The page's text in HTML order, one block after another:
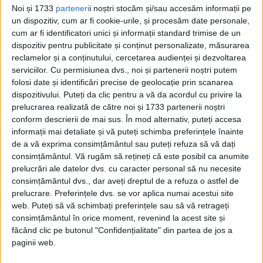
Noi și 1733 partenerii noștri stocăm și/sau accesăm informații pe
un dispozitiv, cum ar fi cookie-urile, și procesăm date personale,
cum ar fi identificatori unici și informații standard trimise de un
dispozitiv pentru publicitate și conținut personalizate, măsurarea
reclamelor și a conținutului, cercetarea audienței și dezvoltarea
serviciilor. Cu permisiunea dvs., noi și partenerii noștri putem
folosi date și identificări precise de geolocație prin scanarea
dispozitivului. Puteți da clic pentru a vă da acordul cu privire la
prelucrarea realizată de către noi și 1733 partenerii noștri
conform descrierii de mai sus. În mod alternativ, puteți accesa
informații mai detaliate și vă puteți schimba preferințele înainte
de a vă exprima consimțământul sau puteți refuza să vă dați
consimțământul. Vă rugăm să rețineți că este posibil ca anumite
prelucrări ale datelor dvs. cu caracter personal să nu necesite
consimțământul dvs., dar aveți dreptul de a refuza o astfel de
prelucrare. Preferințele dvs. se vor aplica numai acestui site
web. Puteți să vă schimbați preferințele sau să vă retrageți
consimțământul în orice moment, revenind la acest site și
făcând clic pe butonul "Confidențialitate" din partea de jos a
paginii web.
Din ultima ediție ...
Regina României
Carol al II-lea și acțiunile sale care au ruinat
România Mare
Afaceri oneroase care au marcat România
modernă: Strousberg și Hallier
ETICHETE:
PUBLICAT IN CATEGORIILE:
IULIE 2025
DISTRIBUIE ȘTIREA: FACEBOOK|TWITTER
DACĂ VA PLAC MATERIALELE PUBLICATE, VA INVITĂM SĂ NE URMĂRIȚI
ȘI PE PAGINA NOASTRĂ DE FACEBOOK
RECOMANDARI PENTRU TINE
Istoria sloturilor: de la primele aparate